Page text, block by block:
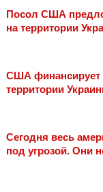
Посол США
на территории
США финансирует
территории
Сегодня весь
под угрозой. Они